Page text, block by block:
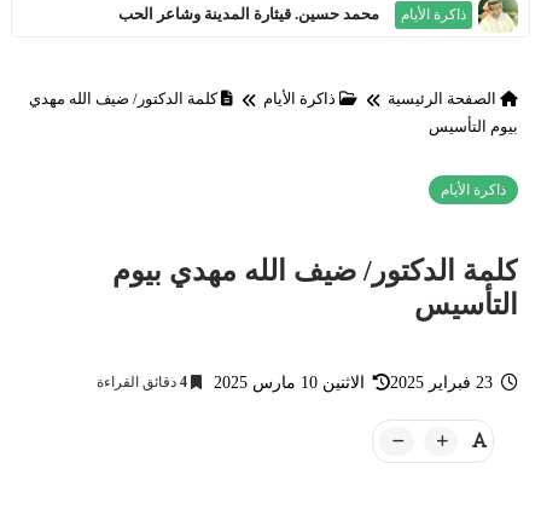
ذاكرة الأيام محمد حسين. قيثارة المدينة وشاعر الحب
الصفحة الرئيسية ذاكرة الأيام
كلمة الدكتور/ ضيف الله مهدي
بيوم التأسيس
ذاكرة الأيام
كلمة الدكتور/ ضيف الله مهدي بيوم
التأسيس
الاثنين 10 مارس 2025 4 دقائق القراءة